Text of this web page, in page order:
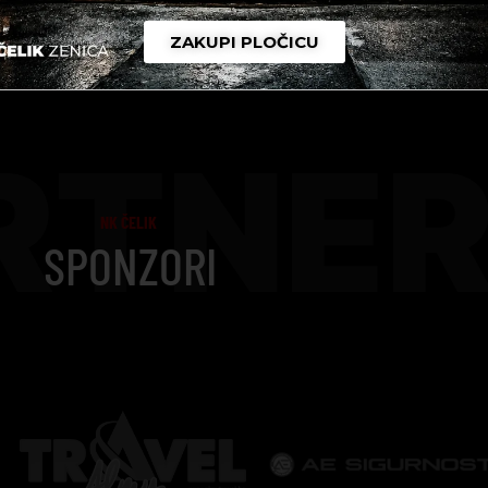
NK ČELIK
SPONZORI
ZAKUPI PLOČICU